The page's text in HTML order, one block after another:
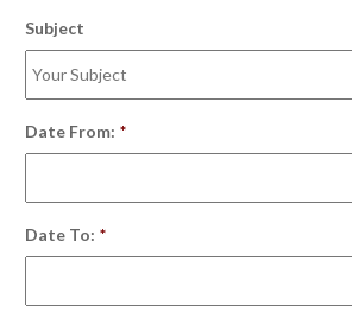
Subject
Date From: *
Date To: *